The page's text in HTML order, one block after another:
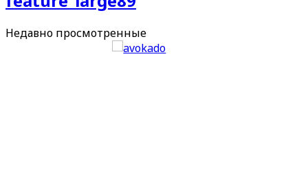
Недавно просмотренные